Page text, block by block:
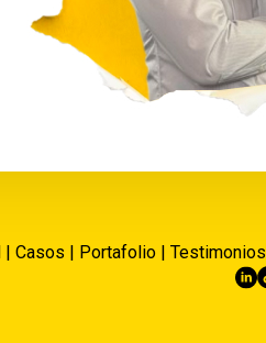
Casos Portafolio Testimonios